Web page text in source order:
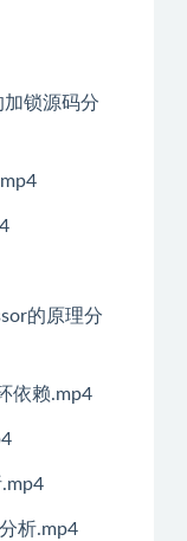
锁源码分
的原理分
依赖.mp4
析.mp4